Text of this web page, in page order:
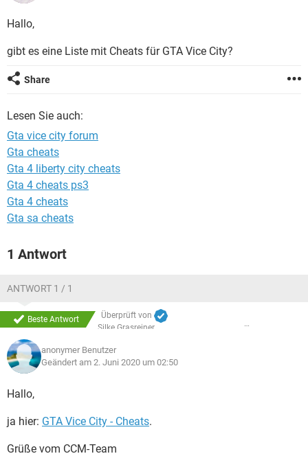
FACEBOOK
WHATSAPP
ANDROID
WINDOWS 10
WHATSAPP TIKTOK
FACEBOOK
SPIELE
WHATSAPP
FACEBOOK
Hallo,
gibt es eine Liste mit Cheats für GTA Vice City?
Share
Lesen Sie auch:
Gta vice city forum
Gta cheats
Gta 4 liberty city cheats
Gta 4 cheats ps3
Gta 4 cheats
Gta sa cheats
1 Antwort
ANTWORT 1 / 1
Beste Antwort
Überprüft von
Silke Grasreiner
anonymer Benutzer
Geändert am 2. Juni 2020 um 02:50
Hallo,
ja hier: GTA Vice City - Cheats.
Grüße vom CCM-Team